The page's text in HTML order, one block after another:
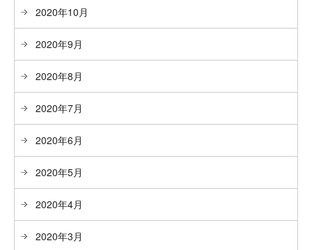
2020年10月
2020年9月
2020年8月
2020年7月
2020年6月
2020年5月
2020年4月
2020年3月